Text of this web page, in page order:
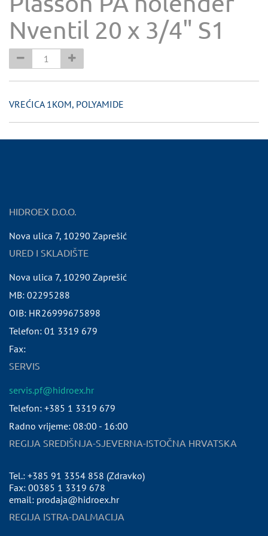
Nventil 20 x 3/4" S1
VREĆICA 1KOM, POLYAMIDE
HIDROEX D.O.O.
Nova ulica 7, 10290 Zaprešić
URED I SKLADIŠTE
Nova ulica 7, 10290 Zaprešić
MB: 02295288
OIB: HR26999675898
Telefon: 01 3319 679
Fax:
SERVIS
servis.pf@hidroex.hr
Telefon: +385 1 3319 679
Radno vrijeme: 08:00 - 16:00
REGIJA SREDIŠNJA-SJEVERNA-ISTOČNA HRVATSKA
Tel.: +385 91 3354 858 (Zdravko)
Fax: 00385 1 3319 678
email: prodaja@hidroex.hr
REGIJA ISTRA-DALMACIJA